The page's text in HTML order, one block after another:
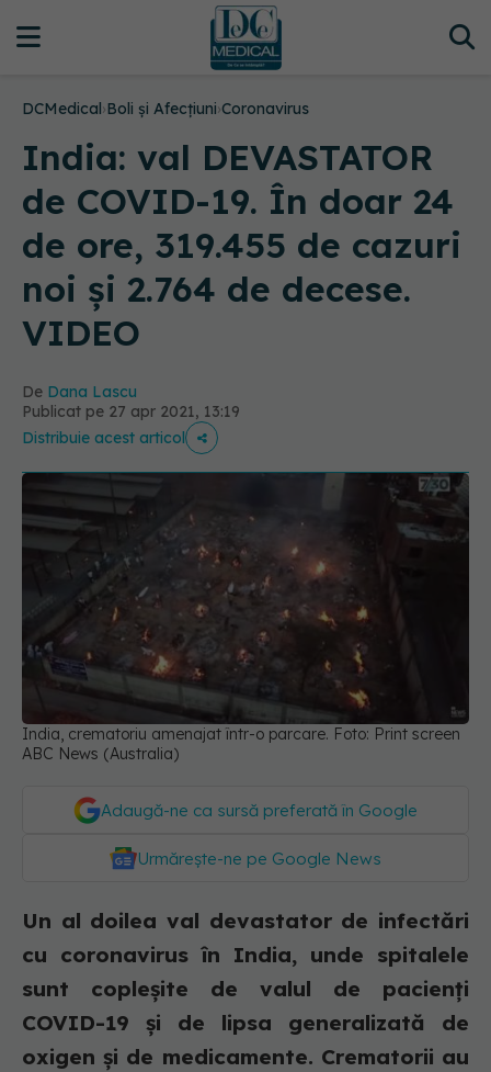
DCMedical›Boli și Afecțiuni›Coronavirus
India: val DEVASTATOR
de COVID-19. În doar 24
de ore, 319.455 de cazuri
noi și 2.764 de decese.
VIDEO
De Dana Lascu
Publicat pe 27 apr 2021, 13:19
Distribuie acest articol
India, crematoriu amenajat într-o parcare. Foto: Print screen
ABC News (Australia)
Adaugă-ne ca sursă preferată în Google
Urmărește-ne pe Google News
Un al doilea val devastator de infectări
cu coronavirus în India, unde spitalele
sunt copleșite de valul de pacienți
COVID-19 și de lipsa generalizată de
oxigen și de medicamente. Crematorii au